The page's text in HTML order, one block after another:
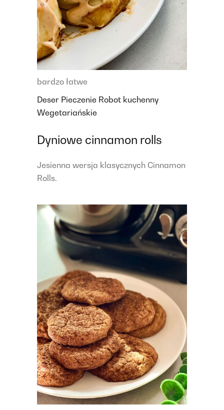
bardzo łatwe
Deser Pieczenie Robot kuchenny
Wegetariańskie
Dyniowe cinnamon rolls
Jesienna wersja klasycznych Cinnamon
Rolls.